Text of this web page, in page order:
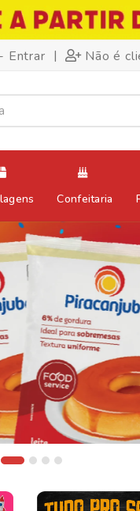
Entrar | Não é
Confeitaria